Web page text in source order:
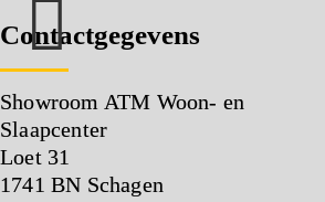
Contactgegevens
Showroom ATM Woon- en
Slaapcenter
Loet 31
1741 BN Schagen